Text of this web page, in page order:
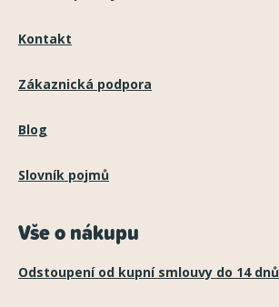
Kontakt
Zákaznická podpora
Blog
Slovník pojmů
Vše o nákupu
Odstoupení od kupní smlouvy do 14 dnů